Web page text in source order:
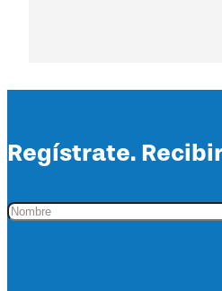
mucha experiencia en el
han creado y mantienen las
técnicas que estudiamos.  La
enseñanza es directa,
Regístrate.